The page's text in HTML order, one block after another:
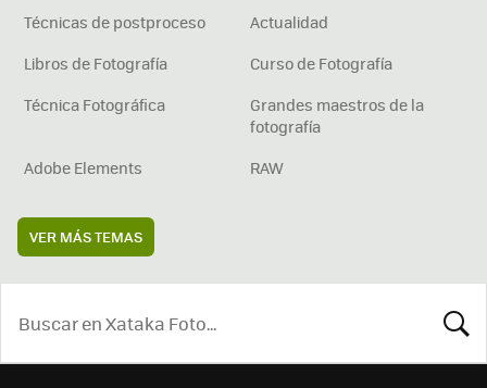
Técnicas de postproceso
Actualidad
Libros de Fotografía
Curso de Fotografía
Técnica Fotográfica
Grandes maestros de la
fotografía
Adobe Elements
RAW
VER MÁS TEMAS